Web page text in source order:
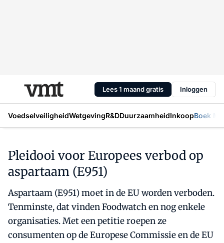
Lees 1 maand gratis Inloggen
VoedselveiligheidWetgevingR&DDuurzaamheidInkoopBoek
Pleidooi voor Europees verbod op
aspartaam (E951)
Aspartaam (E951) moet in de EU worden verboden.
Tenminste, dat vinden Foodwatch en nog enkele
organisaties. Met een petitie roepen ze
consumenten op de Europese Commissie en de EU